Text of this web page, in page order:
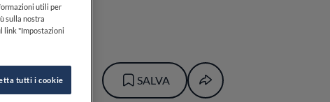
SALVA
utili per
sulla nostra
link "Impostazioni
tutti i cookie